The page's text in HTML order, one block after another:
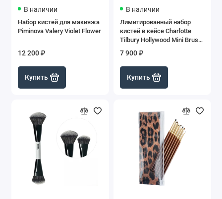
В наличии
Набор кистей для макияжа
Piminova Valery Violet Flower
12 200 ₽
Купить
В наличии
Лимитированный набор
кистей в кейсе Charlotte
Tilbury Hollywood Mini Brush
7 900 ₽
Купить